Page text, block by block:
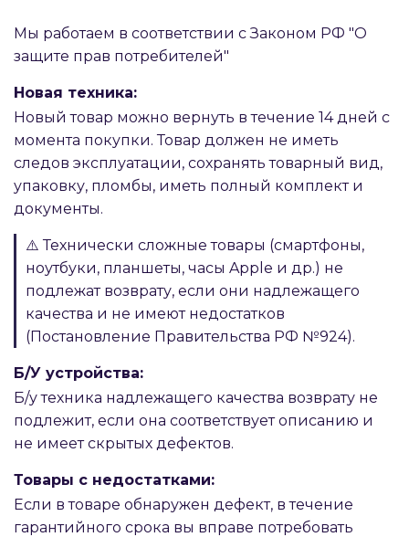
Мы работаем в соответствии с Законом РФ "О
защите прав потребителей"
Новая техника:
Новый товар можно вернуть в течение 14 дней с
момента покупки. Товар должен не иметь
следов эксплуатации, сохранять товарный вид,
упаковку, пломбы, иметь полный комплект и
документы.
⚠️ Технически сложные товары (смартфоны,
ноутбуки, планшеты, часы Apple и др.) не
подлежат возврату, если они надлежащего
качества и не имеют недостатков
(Постановление Правительства РФ №924).
Б/У устройства:
Б/у техника надлежащего качества возврату не
подлежит, если она соответствует описанию и
не имеет скрытых дефектов.
Товары с недостатками:
Если в товаре обнаружен дефект, в течение
гарантийного срока вы вправе потребовать